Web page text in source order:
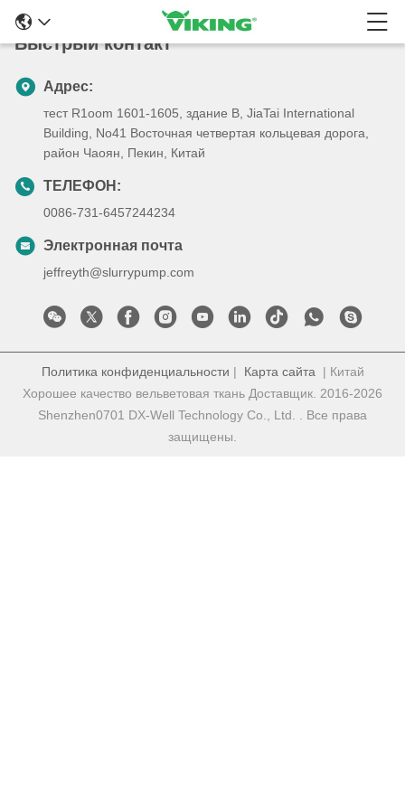
Быстрый контакт
Адрес:
тест R1oom 1601-1605, здание B, JiaTai International
Building, No41 Восточная четвертая кольцевая дорога,
район Чаоян, Пекин, Китай
ТЕЛЕФОН:
0086-731-6457244234
Электронная почта
jeffreyth@slurrypump.com
Политика конфиденциальности | Карта сайта | Китай
Хорошее качество вельветовая ткань Доставщик. 2016-2026
Shenzhen0701 DX-Well Technology Co., Ltd. . Все права
защищены.